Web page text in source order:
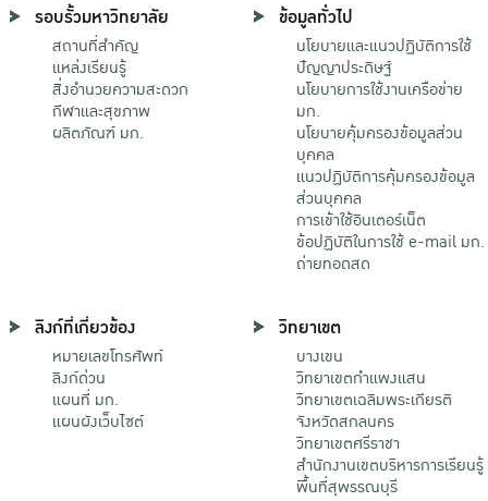
รอบรั้วมหาวิทยาลัย
สถานที่สำคัญ
แหล่งเรียนรู้
สิ่งอำนวยความสะดวก
กีฬาและสุขภาพ
ผลิตภัณฑ์ มก.
ข้อมูลทั่วไป
นโยบายและแนวปฏิบัติการใช้
ปัญญาประดิษฐ์
นโยบายการใช้งานเครือข่าย
มก.
นโยบายคุ้มครองข้อมูลส่วน
บุคคล
แนวปฏิบัติการคุ้มครองข้อมูล
ส่วนบุคคล
การเข้าใช้อินเตอร์เน็ต
ข้อปฏิบัติในการใช้ e-mail มก.
ถ่ายทอดสด
ลิงก์ที่เกี่ยวข้อง
หมายเลขโทรศัพท์
ลิงก์ด่วน
แผนที่ มก.
แผนผังเว็บไซต์
วิทยาเขต
บางเขน
วิทยาเขตกําแพงแสน
วิทยาเขตเฉลิมพระเกียรติ
จังหวัดสกลนคร
วิทยาเขตศรีราชา
สำนักงานเขตบริหารการเรียนรู้
พื้นที่สุพรรณบุรี